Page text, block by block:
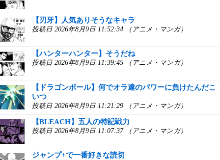
【刃牙】人気ありそうなキャラ
投稿日 2026年8月9日 11:52:34 （アニメ・マンガ）
【ハンターハンター】そうだね
投稿日 2026年8月9日 11:39:45 （アニメ・マンガ）
【ドラゴンボール】何でオラ達のパワーに負けたんだこ
いつ
投稿日 2026年8月9日 11:21:29 （アニメ・マンガ）
【BLEACH】五人の特記戦力
投稿日 2026年8月9日 11:07:37 （アニメ・マンガ）
ジャンプ+で一番好きな読切